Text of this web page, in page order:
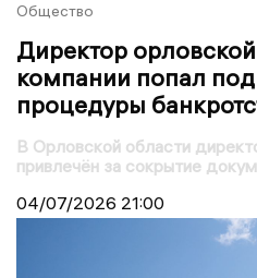
Общество
Директор
компании попал
процедуры
В Орловской области
привлечён за сокрытие
04/07/2026 21:00